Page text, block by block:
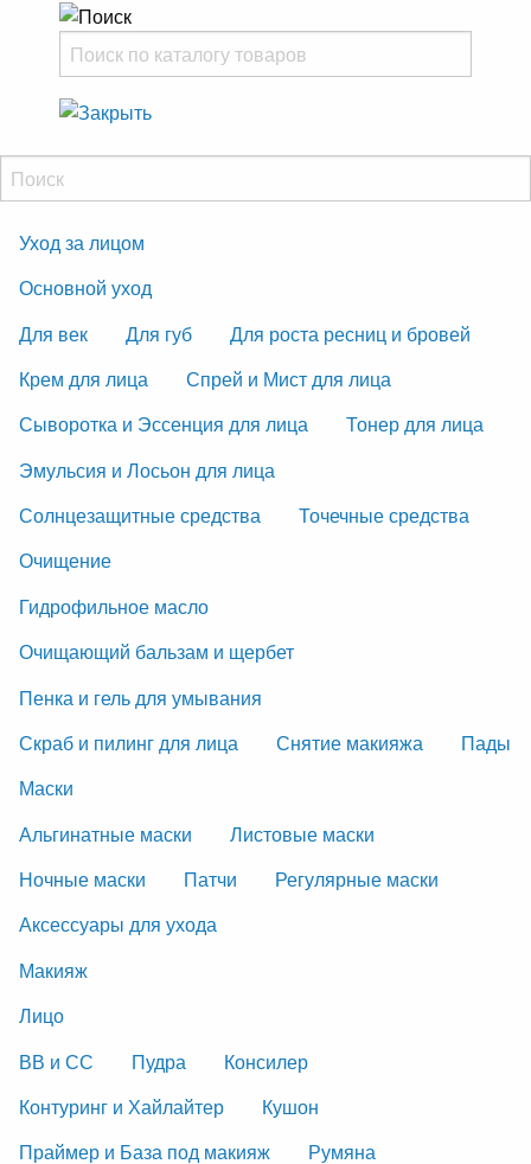
Уход за лицом
Основной уход
Для век
Для губ
Для роста ресниц и бровей
Крем для лица
Спрей и Мист для лица
Сыворотка и Эссенция для лица
Тонер для лица
Эмульсия и Лосьон для лица
Солнцезащитные средства
Точечные средства
Очищение
Гидрофильное масло
Очищающий бальзам и щербет
Пенка и гель для умывания
Скраб и пилинг для лица
Снятие макияжа
Пады
Маски
Альгинатные маски
Листовые маски
Ночные маски
Патчи
Регулярные маски
Аксессуары для ухода
Макияж
Лицо
ВВ и СС
Пудра
Консилер
Контуринг и Хайлайтер
Кушон
Праймер и База под макияж
Румяна